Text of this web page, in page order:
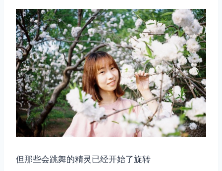
但那些会跳舞的精灵已经开始了旋转